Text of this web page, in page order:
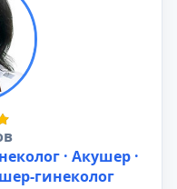
· Акушер ·
гинеколог